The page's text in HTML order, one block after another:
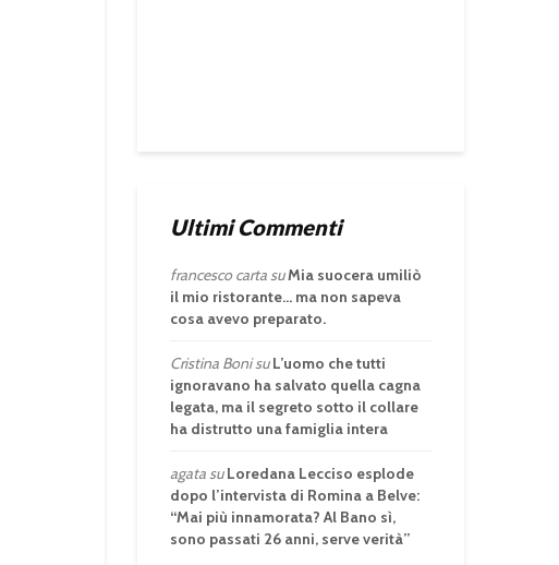
Ultimi Commenti
francesco cartasuMia suocera umiliò
il mio ristorante… ma non sapeva
cosa avevo preparato.
Cristina BonisuL’uomo che tutti
ignoravano ha salvato quella cagna
legata, ma il segreto sotto il collare
ha distrutto una famiglia intera
agatasuLoredana Lecciso esplode
dopo l’intervista di Romina a Belve:
“Mai più innamorata? Al Bano sì,
sono passati 26 anni, serve verità”